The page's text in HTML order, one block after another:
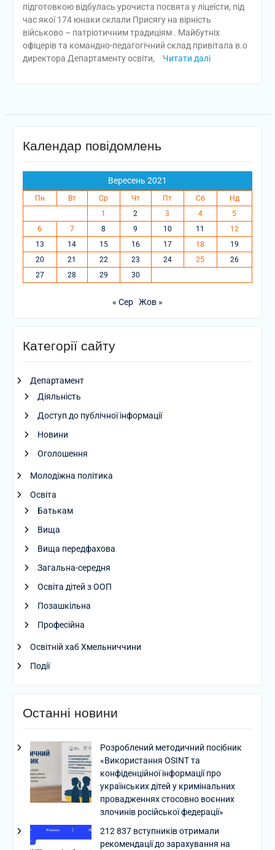
підготовкою відбулась урочиста посвята у ліцеїсти, під
час якої 174 юнаки склали Присягу на вірність
військово – патріотичним традиціям . Майбутніх
офіцерів та командно-педагогічний склад привітала в.о
директора Департаменту освіти,
Читати далі
Календар повідомлень
Вересень 2021
Пн Вт Ср Чт Пт Сб
Нд
1
2 3 4
5
6
7 8 9 10 11
12
13
14 15 16 17 18
19
20
21 22 23 24 25
26
27
28 29 30
« Сер Жов »
Категорії сайту
Департамент
Діяльність
Доступ до публічної інформації
Новини
Оголошення
Молодіжна політика
Освіта
Батькам
Вища
Вища передфахова
Загальна-середня
Освіта дітей з ООП
Позашкільна
Професійна
Освітній хаб Хмельниччини
Події
Останні новини
Розроблений методичний посібник
«Використання OSINT та
конфіденційної інформації про
українських дітей у кримінальних
провадженнях стосовно воєнних
злочинів російської федерації»
212 837 вступників отримали
рекомендації до зарахування на